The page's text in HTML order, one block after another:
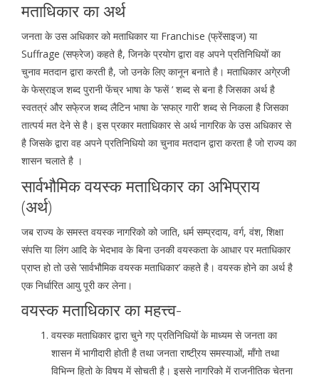
मताधिकार का अर्थ
जनता के उस अधिकार को मताधिकार या Franchise (फ्रेंसाइज) या
Suffrage (सफ्रेज) कहते है, जिनके प्रयोग द्वारा वह अपने प्रतिनिधियों का
चुनाव मतदान द्वारा करती है, जो उनके लिए कानून बनाते है। मताधिकार अगे्रजी
के फेस्राइज शब्द पुरानी फेंच्र भाषा के ‘फसें ‘ शब्द से बना है जिसका अर्थ है
स्वतत्रं और सफे्रज शब्द लैटिन भाषा के ‘सफा्र गारी’ शब्द से निकला है जिसका
तात्पर्य मत देने से है। इस प्रकार मताधिकार से अर्थ नागरिक के उस अधिकार से
है जिसके द्वारा वह अपने प्रतिनिधियो का चुनाव मतदान द्वारा करता है जो राज्य का
शासन चलाते है ।
सार्वभौमिक वयस्क मताधिकार का अभिप्राय
(अर्थ)
जब राज्य के समस्त वयस्क नागरिको को जाति, धर्म सम्प्रदाय, वर्ग, वंश, शिक्षा
संपत्ति या लिंग आदि के भेदभाव के बिना उनकी वयस्कता के आधार पर मताधिकार
प्राप्त हो तो उसे ‘सार्वभौमिक वयस्क मताधिकार’ कहते है। वयस्क होने का अर्थ है
एक निर्धारित आयु पूरी कर लेना।
वयस्क मताधिकार का महत्त्व-
वयस्क मताधिकार द्वारा चुने गए प्रतिनिधियों के माध्यम से जनता का
शासन में भागीदारी होती है तथा जनता राष्टी्रय समस्याओं, माँगो तथा
विभिन्न हितो के विषय में सोचती है। इससे नागरिको में राजनीतिक चेतना